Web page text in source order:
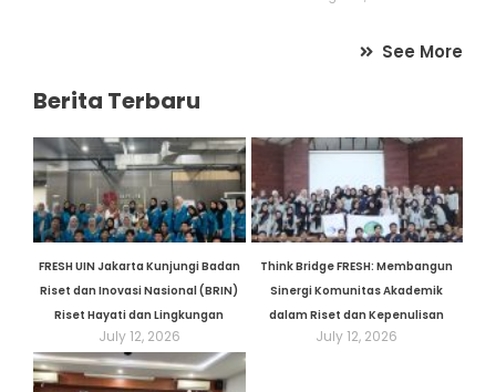
See More
Berita Terbaru
FRESH UIN Jakarta Kunjungi Badan
Riset dan Inovasi Nasional (BRIN)
Riset Hayati dan Lingkungan
July 12, 2026
Think Bridge FRESH: Membangun
Sinergi Komunitas Akademik
dalam Riset dan Kepenulisan
July 12, 2026